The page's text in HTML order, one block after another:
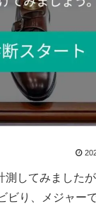
測してみました
ビり、メジャー